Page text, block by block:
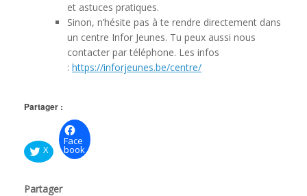
et astuces pratiques.
Sinon, n’hésite pas à te rendre directement dans
un centre Infor Jeunes. Tu peux aussi nous
contacter par téléphone. Les infos
: https://inforjeunes.be/centre/
Partager :
X
Face
book
Partager